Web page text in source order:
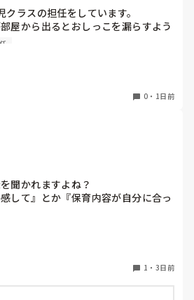
す。
すほどになりました。
ば？
度の高さの踏み台に座って、試してみ
、5分も座ればお尻に痛みがきま
に、
きました。
痛みが来て
や太ももが固まり痛みが……
、どの程度の痛みで働かれているの
ラスの担任をしています。
屋から出るとおしっこを漏らすよう
かったのですが、特に寝かしつけの
と繰り返し大きい声で呼んだり私が
にちょっかいを出したり、何回もトイ
てきて、寝かしつけの時にトイレに
たがります。
てねといい外に出ていました。今日
ます。
のですが、かなり微量だったそう
言われました。
りはしっかり持てるように意識はし
0 ・ 1日前
聞かれますよね？
して』とか『保育内容が自分に合っ
が多いかと思いますが、実際はどう
園の規模、保育内容は勘案しますが
いやすいか、給与はどうか…という
ます
どのように答えていますか？また、本
1 ・ 3日前